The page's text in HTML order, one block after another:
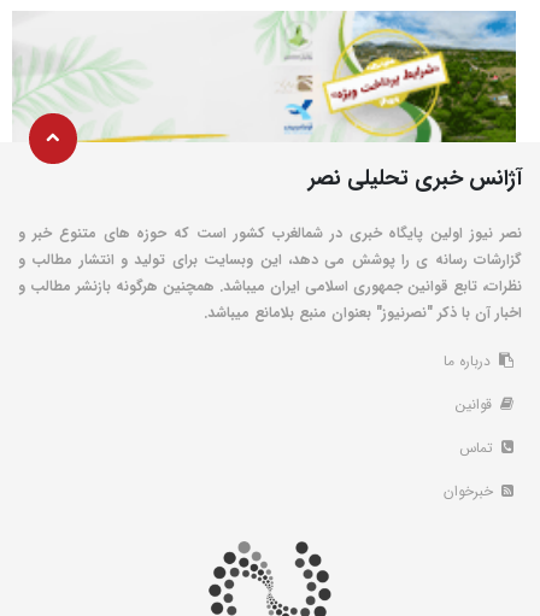
آژانس خبری تحلیلی نصر
نصر نیوز اولین پایگاه خبری در شمالغرب کشور است که حوزه های متنوع خبر و
گزارشات رسانه ی را پوشش می دهد، این وبسایت برای تولید و انتشار مطالب و
نظرات، تابع قوانین جمهوری اسلامی ایران میباشد. همچنین هرگونه بازنشر مطالب و
اخبار آن با ذکر "نصرنیوز" بعنوان منبع بلامانع میباشد.
درباره ما
قوانین
تماس
خبرخوان